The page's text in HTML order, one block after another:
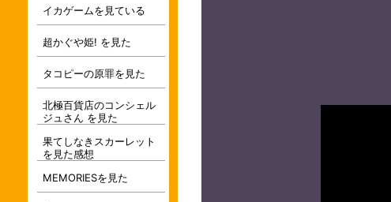
イカゲームを見ている
超かぐや姫! を見た
タコピーの原罪を見た
北極百貨店のコンシェル
ジュさん を見た
果てしなきスカーレット
を見た感想
MEMORIESを見た